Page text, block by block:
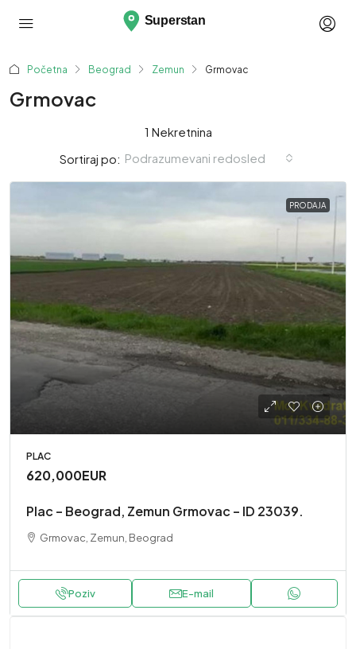
Početna Beograd Zemun Grmovac
Grmovac
1 Nekretnina
Sortiraj po: Podrazumevani redosled
PRODAJA
PLAC
620,000EUR
Plac – Beograd, Zemun Grmovac – ID 23039.
Grmovac, Zemun, Beograd
Poziv E-mail